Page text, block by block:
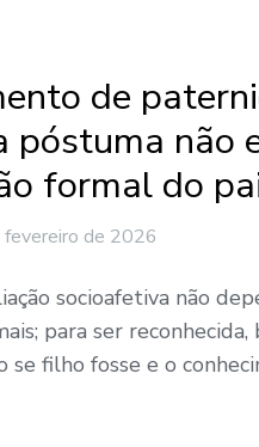
de
póstuma não
formal do
de 2026
socioafetiva não
para ser
filho fosse e o